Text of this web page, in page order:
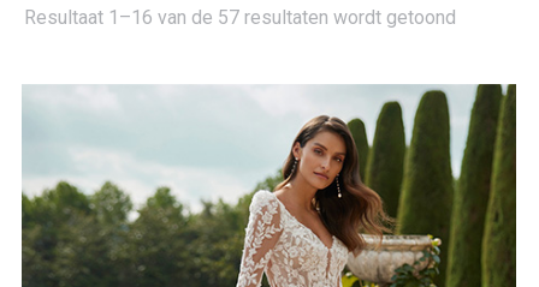
Resultaat 1–16 van de 57 resultaten wordt getoond